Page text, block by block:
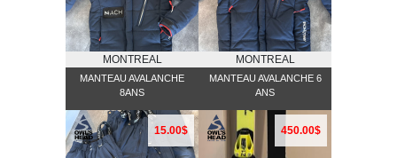
MONTREAL
MANTEAU AVALANCHE
8ANS
MONTREAL
MANTEAU AVALANCHE 6
ANS
15.00$ 450.00$